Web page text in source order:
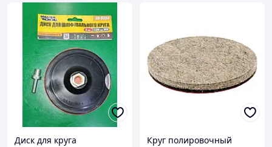
Диск для круга
Круг полировочный